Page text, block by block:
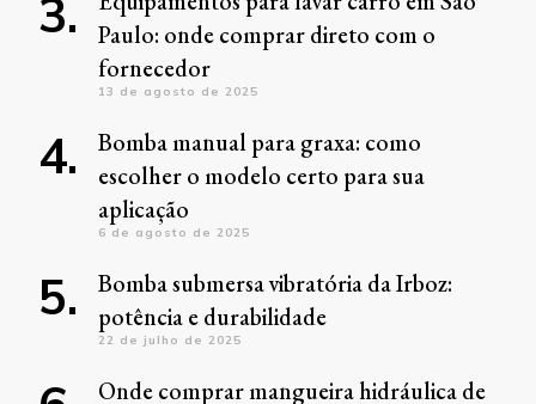
Paulo: onde comprar direto com o
fornecedor
13 de agosto de 2025
Bomba manual para graxa: como
escolher o modelo certo para sua
aplicação
6 de agosto de 2025
Bomba submersa vibratória da Irboz:
potência e durabilidade
22 de julho de 2025
Onde comprar mangueira hidráulica de